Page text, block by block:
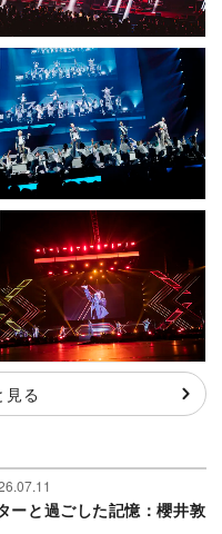
見る
ーと過ごした記憶：櫻井敦